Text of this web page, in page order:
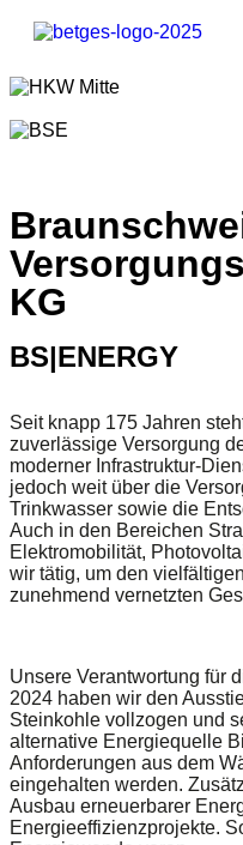
KG
BS|ENERGY
Seit knapp 175 Jahren
zuverlässige Versorgung
moderner Infrastruktur-
jedoch weit über die
Trinkwasser sowie die
Auch in den Bereichen
Elektromobilität,
wir tätig, um den
zunehmend vernetzten
Unsere Verantwortung für
2024 haben wir den
Steinkohle vollzogen und
alternative Energiequelle
Anforderungen aus dem
eingehalten werden.
Ausbau erneuerbarer
Energieeffizienzprojekte.